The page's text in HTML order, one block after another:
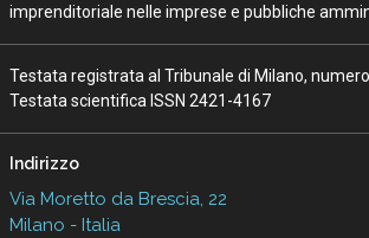
imprenditoriale nelle imprese e pubbliche
Testata registrata al Tribunale di Milano,
Testata scientifica ISSN 2421-4167
Indirizzo
Via Moretto da Brescia, 22
Milano - Italia